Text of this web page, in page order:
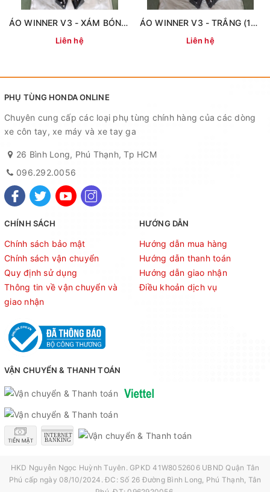
ÁO WINNER V3 - XÁM BÓNG (14 MÓN)
Liên hệ
ÁO WINNER V3 - TRẮNG (14 MÓN)
Liên hệ
PHỤ TÙNG HONDA ONLINE
Chuyên cung cấp các loại phụ tùng chính hàng của các dòng
xe côn tay, xe máy và xe tay ga
26 Bình Long, Phú Thạnh, Tp HCM
096.292.0056
CHÍNH SÁCH
Chính sách bảo mật
Chính sách vận chuyển
Quy định sử dụng
Thông tin về vận chuyển và
giao nhận
HƯỚNG DẪN
Hướng dẫn mua hàng
Hướng dẫn thanh toán
Hướng dẫn giao nhận
Điều khoản dịch vụ
VẬN CHUYỂN & THANH TOÁN
HKD Nguyễn Ngọc Huỳnh Tuyên. GPKD 41W8052606 UBND Quận Tân
Phú cấp ngày 08/10/2024. ĐC: Số 26 Đường Bình Long, Phú Thạnh, Tân